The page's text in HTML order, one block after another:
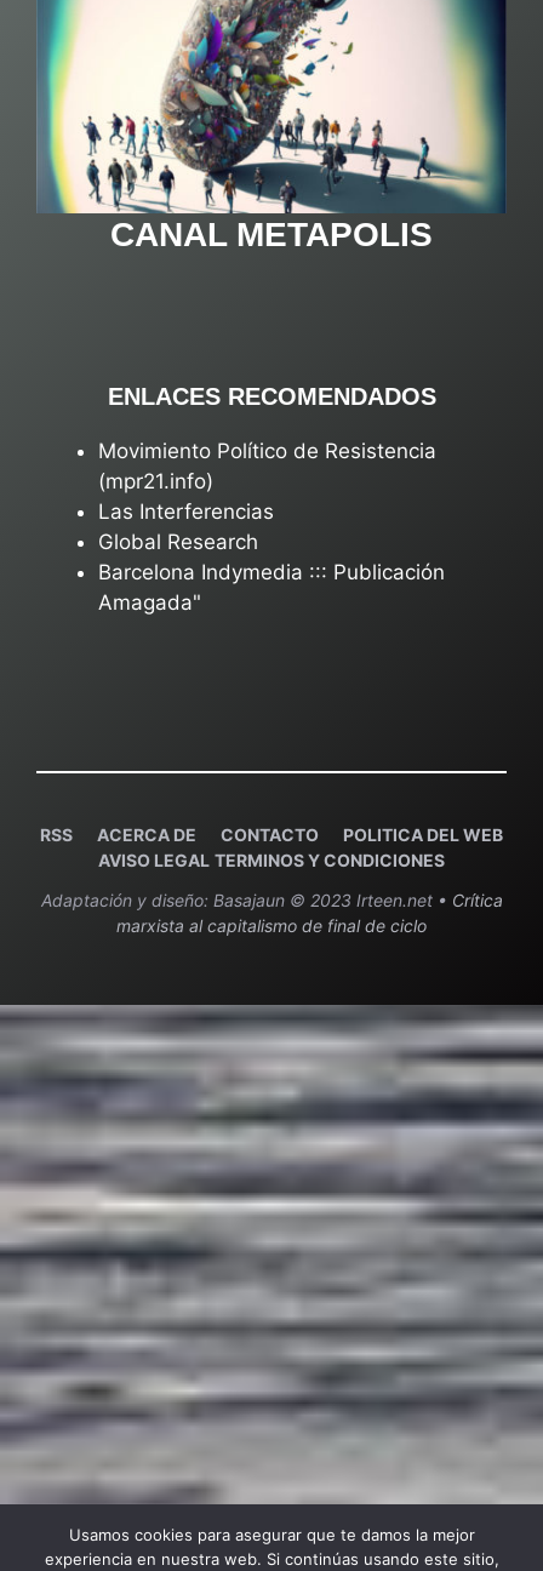
CANAL METAPOLIS
ENLACES RECOMENDADOS
Movimiento Político de Resistencia
(mpr21.info)
Las Interferencias
Global Research
Barcelona Indymedia ::: Publicación
Amagada"
RSS ACERCA DE CONTACTO
POLITICA DEL WEB
AVISO LEGAL TERMINOS Y CONDICIONES
Adaptación y diseño: Basajaun © 2023 Irteen.net • Crítica
marxista al capitalismo de final de ciclo
Usamos cookies para asegurar que te damos la mejor
experiencia en nuestra web. Si continúas usando este sitio,